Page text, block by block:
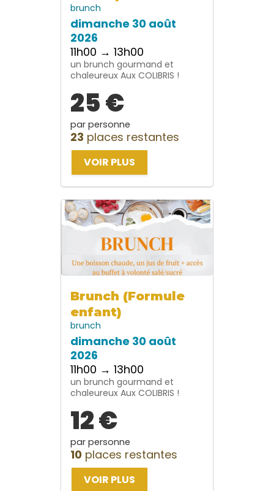
brunch
dimanche 30 août
2026
11h00 → 13h00
un brunch gourmand et
chaleureux Aux COLIBRIS !
25 €
par personne
23 places restantes
VOIR PLUS
Brunch (Formule
enfant)
brunch
dimanche 30 août
2026
11h00 → 13h00
un brunch gourmand et
chaleureux Aux COLIBRIS !
12 €
par personne
10 places restantes
VOIR PLUS